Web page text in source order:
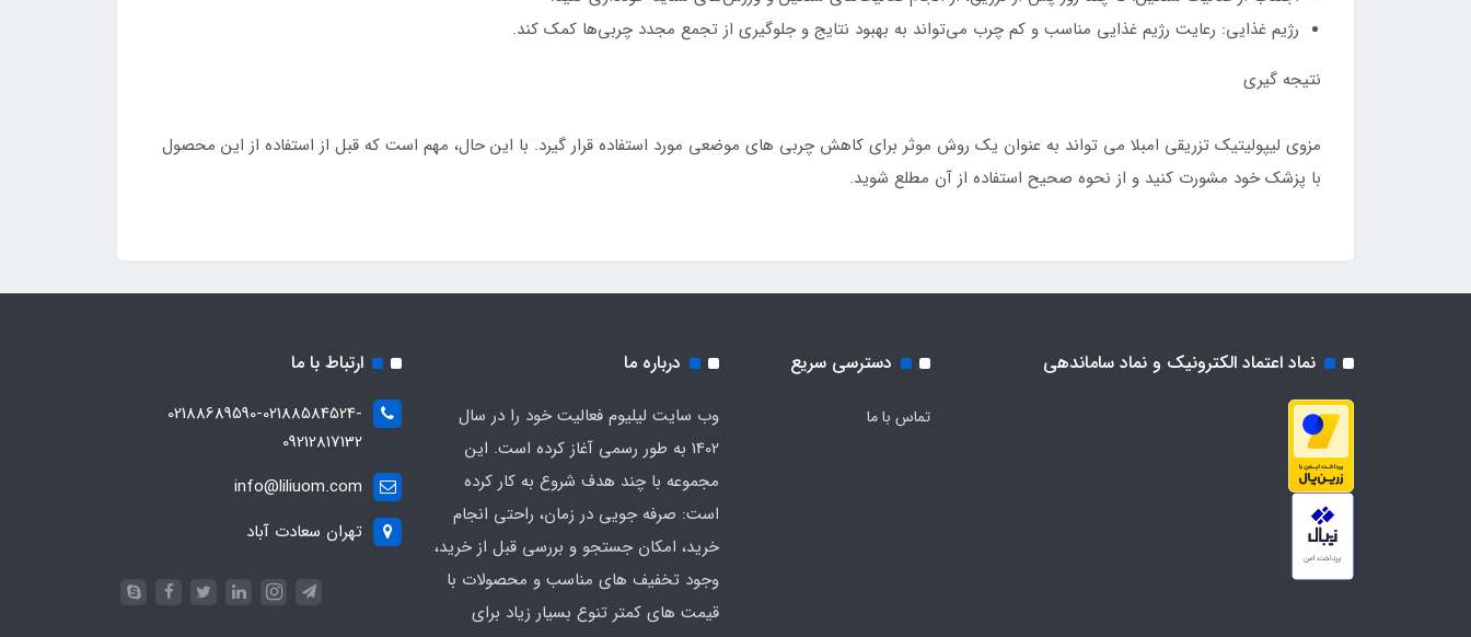
رژیم غذایی: رعایت رژیم غذایی مناسب و کم چرب می‌تواند به بهبود نتایج و جلوگیری از تجمع مجدد چربی‌ها کمک کند.
نتیجه گیری
مزوی لیپولیتیک تزریقی امبلا می تواند به عنوان یک روش موثر برای کاهش چربی های موضعی مورد استفاده قرار گیرد. با این حال، مهم است که قبل از استفاده از این محصول
با پزشک خود مشورت کنید و از نحوه صحیح استفاده از آن مطلع شوید.
نماد اعتماد الکترونیک و نماد ساماندهی دسترسی سریع
تماس با ما
درباره ما
وب سایت لیلیوم فعالیت خود را در سال
1402 به طور رسمی آغاز کرده است. این
مجموعه با چند هدف شروع به کار کرده
است: صرفه جویی در زمان، راحتی انجام
خرید، امکان جستجو و بررسی قبل از خرید،
وجود تخفیف های مناسب و محصولات با
قیمت های کمتر تنوع بسیار زیاد برای
ارتباط با ما
02188689590-02188584524-
09212817132
info@liliuom.com
تهران سعادت آباد